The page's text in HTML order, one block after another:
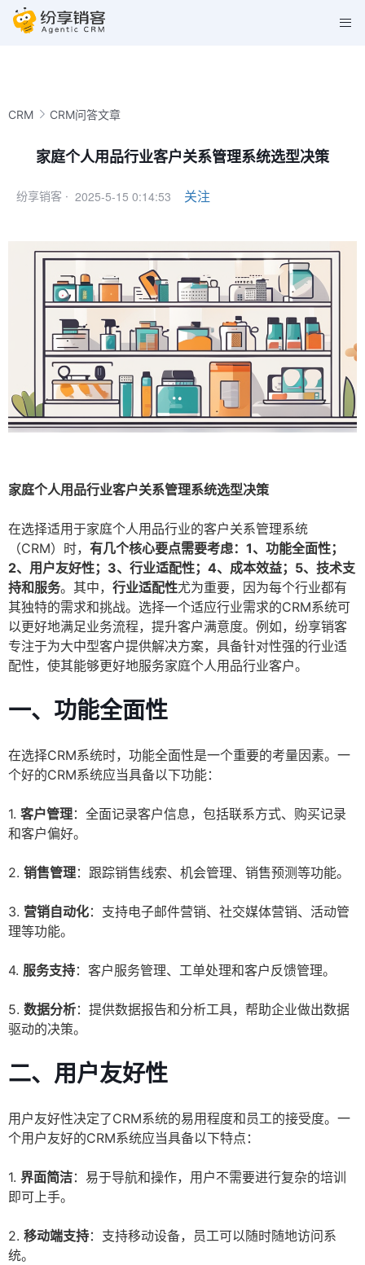
CRM CRM问答文章
家庭个人用品行业客户关系管理系统选型决策
纷享销客 · 2025-5-15 0:14:53 关注
家庭个人用品行业客户关系管理系统选型决策
在选择适用于家庭个人用品行业的客户关系管理系统
（CRM）时， 有几个核心要点需要考虑：1、功能全面性；
2、用户友好性；3、行业适配性；4、成本效益；5、技术支
持和服务。其中， 行业适配性尤为重要，因为每个行业都有
其独特的需求和挑战。选择一个适应行业需求的CRM系统可
以更好地满足业务流程，提升客户满意度。例如，纷享销客
专注于为大中型客户提供解决方案，具备针对性强的行业适
配性，使其能够更好地服务家庭个人用品行业客户。
一、功能全面性
在选择CRM系统时，功能全面性是一个重要的考量因素。一
个好的CRM系统应当具备以下功能：
1. 客户管理：全面记录客户信息，包括联系方式、购买记录
和客户偏好。
2. 销售管理：跟踪销售线索、机会管理、销售预测等功能。
3. 营销自动化：支持电子邮件营销、社交媒体营销、活动管
理等功能。
4. 服务支持：客户服务管理、工单处理和客户反馈管理。
5. 数据分析：提供数据报告和分析工具，帮助企业做出数据
驱动的决策。
二、用户友好性
用户友好性决定了CRM系统的易用程度和员工的接受度。一
个用户友好的CRM系统应当具备以下特点：
1. 界面简洁：易于导航和操作，用户不需要进行复杂的培训
即可上手。
2. 移动端支持：支持移动设备，员工可以随时随地访问系
统。